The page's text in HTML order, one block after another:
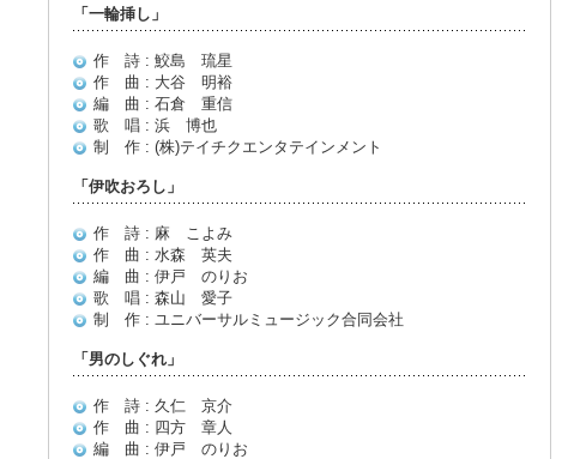
「一輪挿し」
作 詩 : 鮫島 琉星
作 曲 : 大谷 明裕
編 曲 : 石倉 重信
歌 唱 : 浜 博也
制 作 : (株)テイチクエンタテインメント
「伊吹おろし」
作 詩 : 麻 こよみ
作 曲 : 水森 英夫
編 曲 : 伊戸 のりお
歌 唱 : 森山 愛子
制 作 : ユニバーサルミュージック合同会社
「男のしぐれ」
作 詩 : 久仁 京介
作 曲 : 四方 章人
編 曲 : 伊戸 のりお